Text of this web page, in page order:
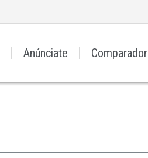
Anúnciate Comparador